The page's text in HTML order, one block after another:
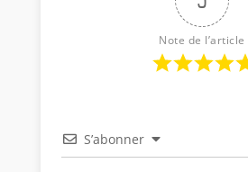
Note de l’article
S’abonner